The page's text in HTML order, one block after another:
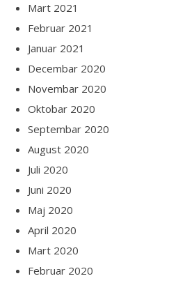
Mart 2021
Februar 2021
Januar 2021
Decembar 2020
Novembar 2020
Oktobar 2020
Septembar 2020
August 2020
Juli 2020
Juni 2020
Maj 2020
April 2020
Mart 2020
Februar 2020